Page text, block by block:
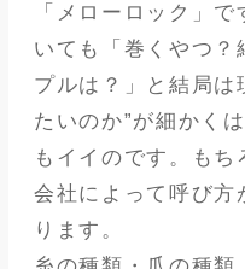
「メローロック」
いても「巻くやつ？
プルは？」と結局は
たいのか”が細かく
もイイのです。もち
会社によって呼び方
ります。